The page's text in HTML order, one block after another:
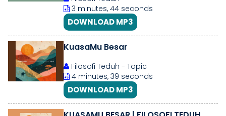
3 minutes, 44 seconds
DOWNLOAD MP3
KuasaMu Besar
Filosofi Teduh - Topic
4 minutes, 39 seconds
DOWNLOAD MP3